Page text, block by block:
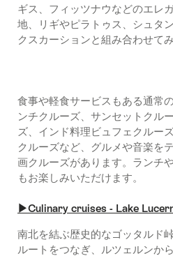
ギス、フィッツナウなどのエレ
地、リギやピラトゥス、シュタ
クスカーションと組み合わせて
食事や軽食サービスもある通常
ンチクルーズ、サンセットクル
ズ、インド料理ビュフェクルー
クルーズなど、グルメや音楽を
画クルーズがあります。ランチ
もお楽しみいただけます。
▶︎Culinary cruises - Lake
南北を結ぶ歴史的なゴッタルド
ルートをつなぎ、ルツェルンか